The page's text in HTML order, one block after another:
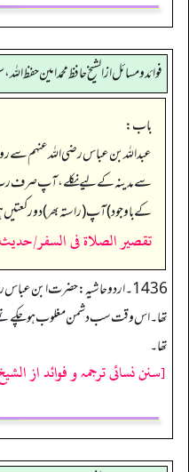
فوائد ومسائل از الشيخ حافظ محمد امين حفظ
باب:
عبداللہ بن عباس رضی اللہ عنہم سے
سے مدینہ کے لیے نکلے، آپ صرف
کے باوجود) آپ (راستہ بھر) دو
تقصير الصلاة فى السفر/حدیث:
1436۔ اردو حاشیہ: حضرت ابن
تھا۔ اس وقت سب دشمن مغلوب ہوچکے تھے
تھا۔
[سنن نسائی ترجمہ و فوائد از